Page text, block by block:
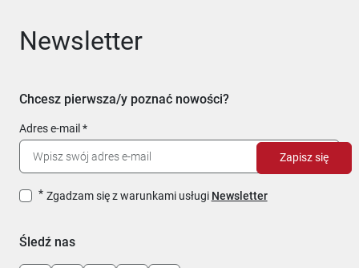
Newsletter
Chcesz pierwsza/y poznać nowości?
Adres e-mail
Zgadzam się z warunkami usługi Newsletter
Zapisz się
Śledź nas